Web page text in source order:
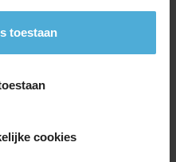
toestaan
cookies